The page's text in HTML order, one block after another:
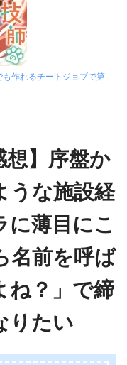
作れるチートジョブで第
想】序盤か
うな施設経
に薄目にこ
名前を呼ば
ね？」で締
りたい